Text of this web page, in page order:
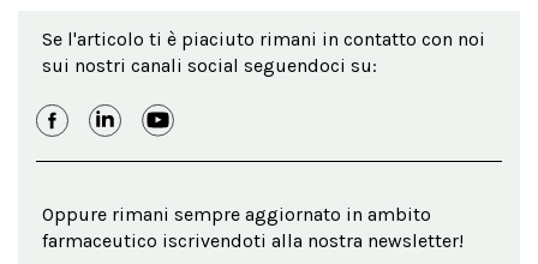
Se l'articolo ti è piaciuto rimani in contatto con noi
sui nostri canali social seguendoci su:
Oppure rimani sempre aggiornato in ambito
farmaceutico iscrivendoti alla nostra newsletter!